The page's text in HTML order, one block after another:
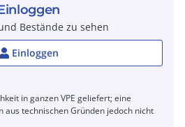
Bestände zu sehen
Einloggen
in ganzen VPE geliefert; eine
aus technischen Gründen jedoch nicht